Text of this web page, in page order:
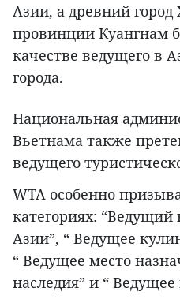
Азии, а древний
провинции Куангнам
качестве ведущего в
города.
Национальная
Вьетнама также
ведущего
WTA особенно
категориях: “Ведущий
Азии”, “ Ведущее
“ Ведущее место
наследия” и “ Ведущее